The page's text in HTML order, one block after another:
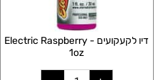
דיו לקעקועים - Electric Raspberry
1oz